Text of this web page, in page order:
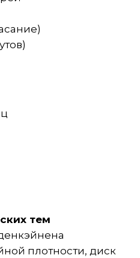
тем
плотности, диск